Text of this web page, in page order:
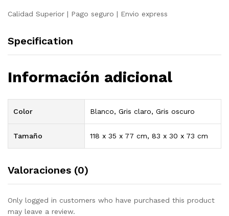
Calidad Superior | Pago seguro | Envio express
Specification
Información adicional
Color Blanco, Gris claro, Gris oscuro
Tamaño 118 x 35 x 77 cm, 83 x 30 x 73 cm
Valoraciones (0)
Only logged in customers who have purchased this product
may leave a review.